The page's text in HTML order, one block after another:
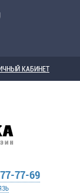
КАБИНЕТ
77-69